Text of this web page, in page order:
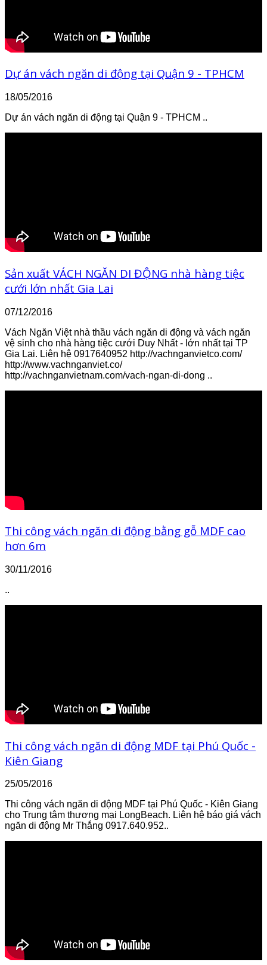
Dự án vách ngăn di động tại Quận 9 - TPHCM
18/05/2016
Dự án vách ngăn di động tại Quận 9 - TPHCM ..
Sản xuất VÁCH NGĂN DI ĐỘNG nhà hàng tiệc
cưới lớn nhất Gia Lai
07/12/2016
Vách Ngăn Việt nhà thầu vách ngăn di động và vách ngăn
vệ sinh cho nhà hàng tiệc cưới Duy Nhất - lớn nhất tại TP
Gia Lai. Liên hệ 0917640952 http://vachnganvietco.com/
http://www.vachnganviet.co/
http://vachnganvietnam.com/vach-ngan-di-dong ..
Thi công vách ngăn di động bằng gỗ MDF cao
hơn 6m
30/11/2016
..
Thi công vách ngăn di động MDF tại Phú Quốc -
Kiên Giang
25/05/2016
Thi công vách ngăn di động MDF tại Phú Quốc - Kiên Giang
cho Trung tâm thương mại LongBeach. Liên hệ báo giá vách
ngăn di động Mr Thắng 0917.640.952..